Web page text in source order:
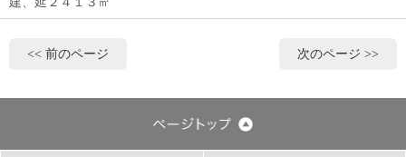
<< 前のページ 次のページ >>